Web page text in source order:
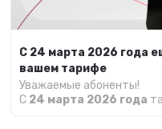
С 24 марта 2026 года
вашем тарифе
Уважаемые абоненты!
С 24 марта 2026 года